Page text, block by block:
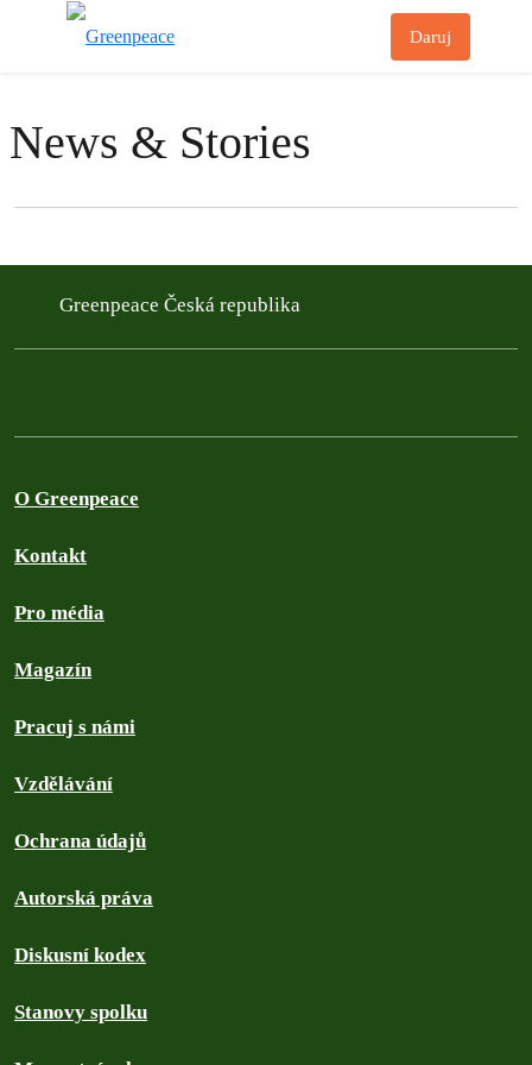
Daruj
News & Stories
Filter posts
Filtered results
Greenpeace Česká republika
O Greenpeace
Kontakt
Pro média
Magazín
Pracuj s námi
Vzdělávání
Ochrana údajů
Autorská práva
Diskusní kodex
Stanovy spolku